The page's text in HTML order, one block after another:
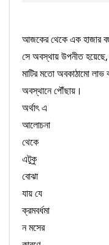
আজকের থেকে এক হাজার
সে অবস্থায় উপনীত হয়েছে,
মাটির মতো অবকাঠামো লাভ
অবস্থানে পৌঁছায়।
অর্থাৎ এ
আলোচনা
থেকে
এটুকু
বোঝা
যায় যে
ক্রমবর্ধমা
ন মসের